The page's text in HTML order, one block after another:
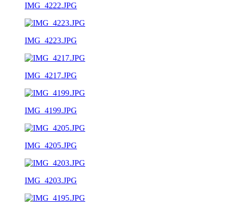
IMG_4222.JPG
IMG_4223.JPG
IMG_4217.JPG
IMG_4199.JPG
IMG_4205.JPG
IMG_4203.JPG